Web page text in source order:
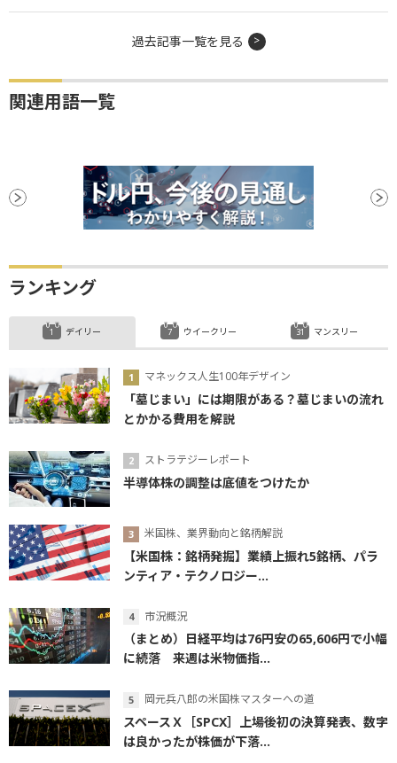
過去記事一覧を見る
関連用語一覧
ランキング
デイリー
マネックス人生100年デザイン
「墓じまい」には期限がある？墓じまいの流れ
とかかる費用を解説
ストラテジーレポート
半導体株の調整は底値をつけたか
米国株、業界動向と銘柄解説
【米国株：銘柄発掘】業績上振れ5銘柄、パラ
ンティア・テクノロジー...
市況概況
（まとめ）日経平均は76円安の65,606円で小幅
に続落 来週は米物価指...
岡元兵八郎の米国株マスターへの道
スペースＸ［SPCX］上場後初の決算発表、数字
は良かったが株価が下落...
ウイークリー マンスリー